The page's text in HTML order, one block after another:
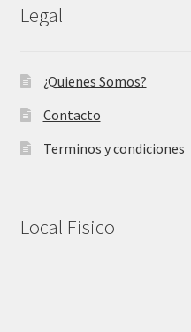
Legal
¿Quienes Somos?
Contacto
Terminos y condiciones
Local Fisico